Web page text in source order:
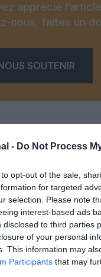
- Do Not Process
opt-out of the sale,
for targeted
selection. Please note
interest-based ads
disclosed to third parties
of your personal
This information may
Participants that may
apprécié
nous, faites un
SOUTENIR
FacebookTwitter